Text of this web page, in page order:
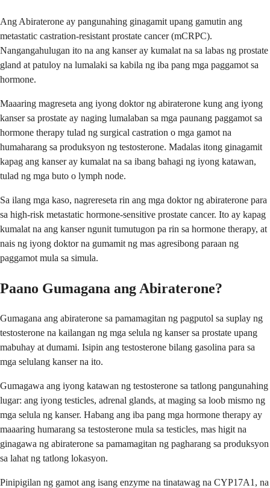
Ang Abiraterone ay pangunahing ginagamit upang gamutin ang
metastatic castration-resistant prostate cancer (mCRPC).
Nangangahulugan ito na ang kanser ay kumalat na sa labas ng prostate
gland at patuloy na lumalaki sa kabila ng iba pang mga paggamot sa
hormone.
Maaaring magreseta ang iyong doktor ng abiraterone kung ang iyong
kanser sa prostate ay naging lumalaban sa mga paunang paggamot sa
hormone therapy tulad ng surgical castration o mga gamot na
humaharang sa produksyon ng testosterone. Madalas itong ginagamit
kapag ang kanser ay kumalat na sa ibang bahagi ng iyong katawan,
tulad ng mga buto o lymph node.
Sa ilang mga kaso, nagrereseta rin ang mga doktor ng abiraterone para
sa high-risk metastatic hormone-sensitive prostate cancer. Ito ay kapag
kumalat na ang kanser ngunit tumutugon pa rin sa hormone therapy, at
nais ng iyong doktor na gumamit ng mas agresibong paraan ng
paggamot mula sa simula.
Paano Gumagana ang Abiraterone?
Gumagana ang abiraterone sa pamamagitan ng pagputol sa suplay ng
testosterone na kailangan ng mga selula ng kanser sa prostate upang
mabuhay at dumami. Isipin ang testosterone bilang gasolina para sa
mga selulang kanser na ito.
Gumagawa ang iyong katawan ng testosterone sa tatlong pangunahing
lugar: ang iyong testicles, adrenal glands, at maging sa loob mismo ng
mga selula ng kanser. Habang ang iba pang mga hormone therapy ay
maaaring humarang sa testosterone mula sa testicles, mas higit na
ginagawa ng abiraterone sa pamamagitan ng pagharang sa produksyon
sa lahat ng tatlong lokasyon.
Pinipigilan ng gamot ang isang enzyme na tinatawag na CYP17A1, na